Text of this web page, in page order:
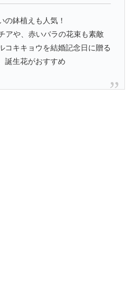
の鉢植えも人気！
アや、赤いバラの花束も素敵
コキキョウを結婚記念日に贈る
誕生花がおすすめ